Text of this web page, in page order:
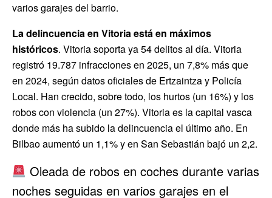
varios garajes del barrio.
La delincuencia en Vitoria está en máximos
históricos. Vitoria soporta ya 54 delitos al día. Vitoria
registró 19.787 infracciones en 2025, un 7,8% más que
en 2024, según datos oficiales de Ertzaintza y Policía
Local. Han crecido, sobre todo, los hurtos (un 16%) y los
robos con violencia (un 27%). Vitoria es la capital vasca
donde más ha subido la delincuencia el último año. En
Bilbao aumentó un 1,1% y en San Sebastián bajó un 2,2.
Oleada de robos en coches durante varias
noches seguidas en varios garajes en el